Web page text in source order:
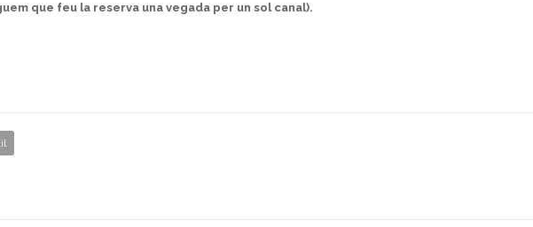
que feu la reserva una vegada per un sol canal).